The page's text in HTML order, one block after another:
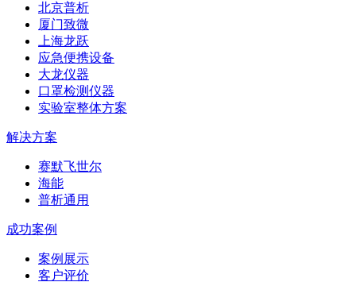
北京普析
厦门致微
上海龙跃
应急便携设备
大龙仪器
口罩检测仪器
实验室整体方案
解决方案
赛默飞世尔
海能
普析通用
成功案例
案例展示
客户评价